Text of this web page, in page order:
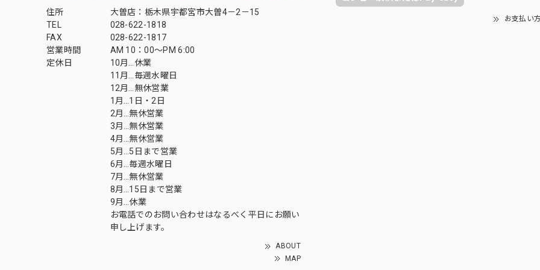
住所
大曽店：栃木県宇都宮市大曽4－2－15
TEL
028-622-1818
FAX
028-622-1817
営業時間
AM 10：00～PM 6:00
定休日
10月…休業
11月…毎週水曜日
12月…無休営業
1月…1日・2日
2月…無休営業
3月…無休営業
4月…無休営業
5月…5日まで営業
6月…毎週水曜日
7月…無休営業
8月…15日まで営業
9月…休業
お電話でのお問い合わせはなるべく平日にお願い
申し上げます。
ABOUT
MAP
お支払い